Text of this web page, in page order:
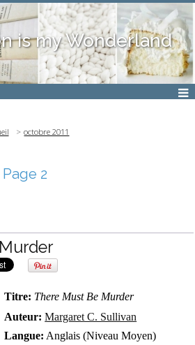
is my Wonderland
octobre 2011
Page 2
Titre: There Must Be Murder
Auteur:Margaret C. Sullivan
Langue: Anglais (Niveau Moyen)